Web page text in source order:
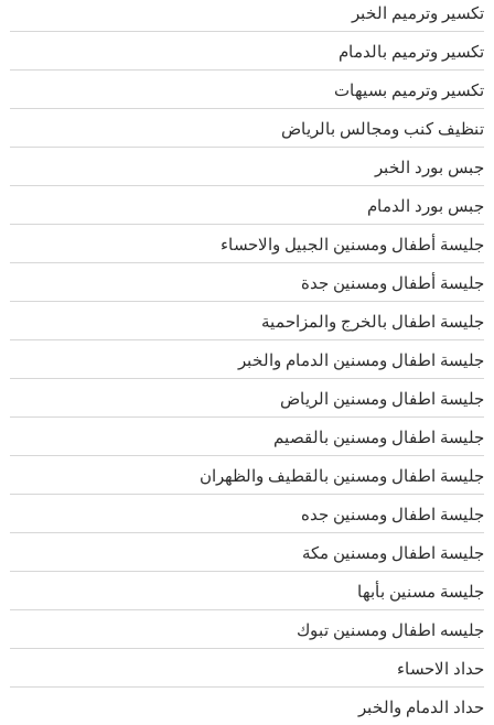
تكسير وترميم الخبر
تكسير وترميم بالدمام
تكسير وترميم بسيهات
تنظيف كنب ومجالس بالرياض
جبس بورد الخبر
جبس بورد الدمام
جليسة أطفال ومسنين الجبيل والاحساء
جليسة أطفال ومسنين جدة
جليسة اطفال بالخرج والمزاحمية
جليسة اطفال ومسنين الدمام والخبر
جليسة اطفال ومسنين الرياض
جليسة اطفال ومسنين بالقصيم
جليسة اطفال ومسنين بالقطيف والظهران
جليسة اطفال ومسنين جده
جليسة اطفال ومسنين مكة
جليسة مسنين بأبها
جليسه اطفال ومسنين تبوك
حداد الاحساء
حداد الدمام والخبر